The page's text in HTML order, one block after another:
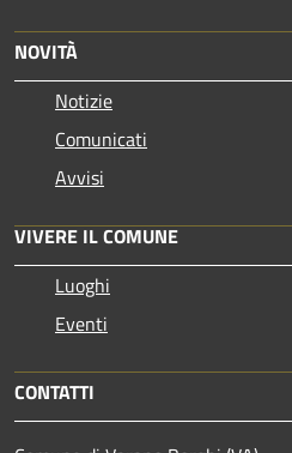
NOVITÀ
Notizie
Comunicati
Avvisi
VIVERE IL COMUNE
Luoghi
Eventi
CONTATTI